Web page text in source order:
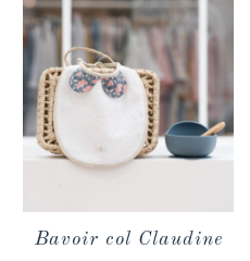
Bavoir col Claudine